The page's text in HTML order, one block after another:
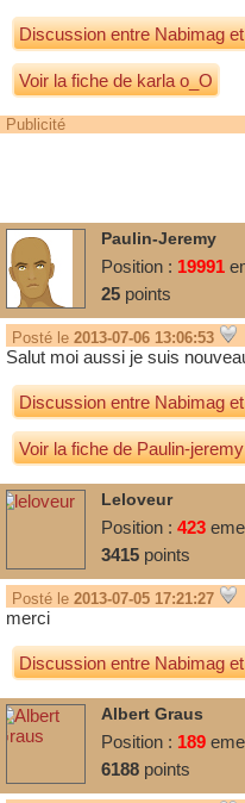
Discussion entreNabimag
Voir la fiche de karla o_O
Publicité
Paulin-Jeremy
Position : 19991
25 points
Posté le 2013-07-06 13:06:53
Salut moi aussi je suis
Discussion entreNabimag
Voir la fiche de Paulin-jeremy
Leloveur
Position : 423 eme
3415 points
Posté le 2013-07-05 17:21:27
merci
Discussion entreNabimag
Albert Graus
Position : 189 eme
6188 points